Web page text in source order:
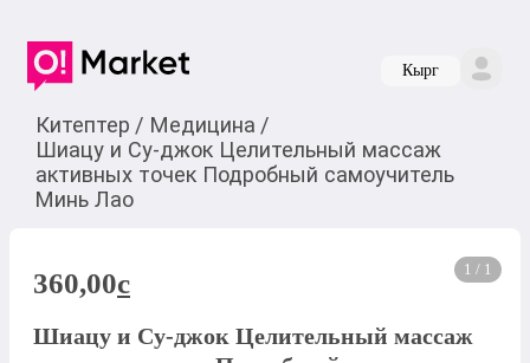
Кырг
Китептер / Медицина /
Шиацу и Су-джок Целительный массаж
активных точек Подробный самоучитель
Минь Лао
1 / 1
360,00c
Шиацу и Су-джок Целительный массаж